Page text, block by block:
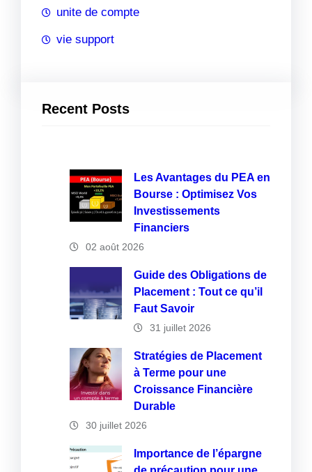
unite de compte
vie support
Recent Posts
Les Avantages du PEA en
Bourse : Optimisez Vos
Investissements
Financiers
02 août 2026
Guide des Obligations de
Placement : Tout ce qu’il
Faut Savoir
31 juillet 2026
Stratégies de Placement
à Terme pour une
Croissance Financière
Durable
30 juillet 2026
Importance de l’épargne